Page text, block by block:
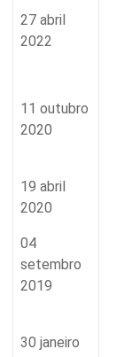
27 abril
2022
11 outubro
2020
19 abril
2020
04
setembro
2019
30 janeiro